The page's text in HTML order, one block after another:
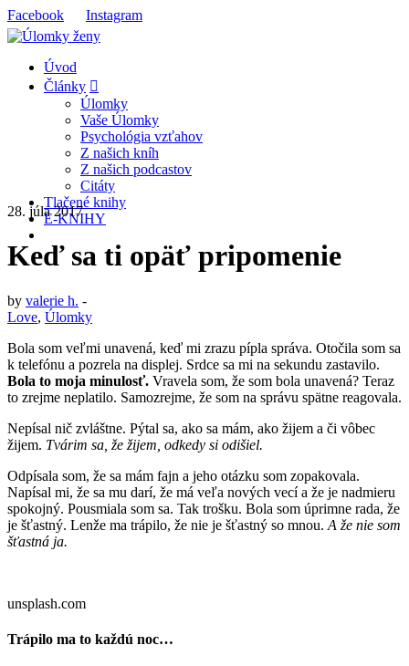
Facebook Instagram
Úvod
Články
Úlomky
Vaše Úlomky
Psychológia vzťahov
Z našich kníh
Z našich podcastov
Citáty
Tlačené knihy
E-KNIHY
28. júla 2017
Keď sa ti opäť pripomenie
by valerie h. -
Love, Úlomky
Bola som veľmi unavená, keď mi zrazu pípla správa. Otočila som sa
k telefónu a pozrela na displej. Srdce sa mi na sekundu zastavilo.
Bola to moja minulosť. Vravela som, že som bola unavená? Teraz
to zrejme neplatilo. Samozrejme, že som na správu spätne reagovala.
Nepísal nič zvláštne. Pýtal sa, ako sa mám, ako žijem a či vôbec
žijem. Tvárim sa, že žijem, odkedy si odišiel.
Odpísala som, že sa mám fajn a jeho otázku som zopakovala.
Napísal mi, že sa mu darí, že má veľa nových vecí a že je nadmieru
spokojný. Pousmiala som sa. Tak trošku. Bola som úprimne rada, že
je šťastný. Lenže ma trápilo, že nie je šťastný so mnou. A že nie som
šťastná ja.
unsplash.com
Trápilo ma to každú noc…